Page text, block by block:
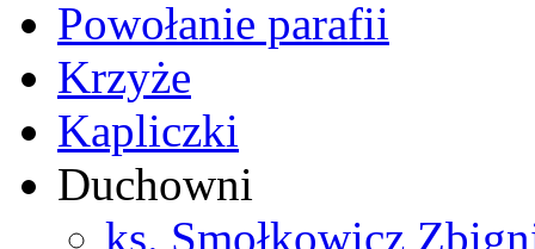
Powołanie parafii
Krzyże
Kapliczki
Duchowni
ks. Smołkowicz